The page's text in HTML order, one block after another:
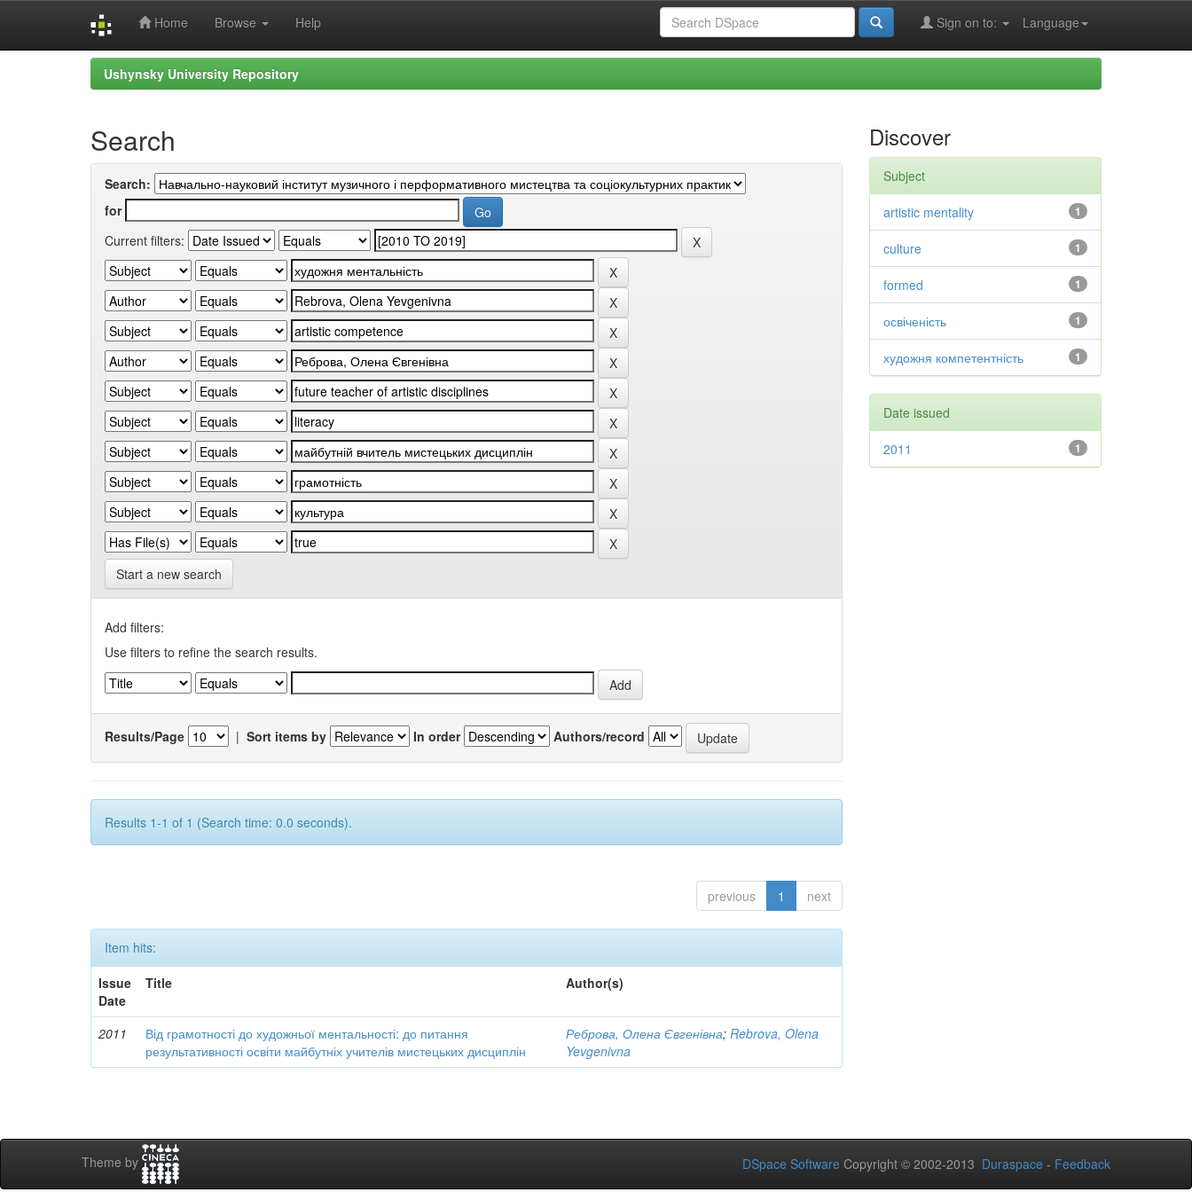
Home Browse Help Language
Sign on to:
Ushynsky University Repository
Search
Search:
for
Current filters:
Start a new search
Add filters:
Use filters to refine the search results.
Results/Page | Sort items by In order Authors/record
Results 1-1 of 1 (Search time: 0.0 seconds).
previous 1 next
Item hits:
Issue
Date
Title Author(s)
2011
Від грамотності до художньої ментальності: до питання
результативності освіти майбутніх учителів мистецьких дисциплін
Реброва, Олена Євгенівна;Rebrova, Olena
Yevgenivna
Discover
Subject
1
artistic mentality
1
culture
1
formed
1
освіченість
1
художня компетентність
Date issued
1
2011
Theme by DSpace Software Copyright © 2002-2013 Duraspace - Feedback